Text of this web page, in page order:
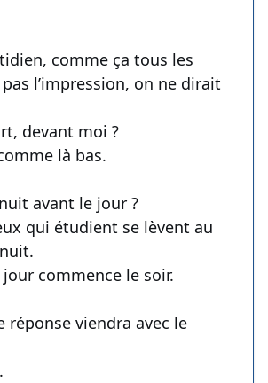
comme ça tous les
pas l’impression, on ne dirait
devant moi ?
là bas.
avant le jour ?
qui étudient se lèvent au
commence le soir.
réponse viendra avec le